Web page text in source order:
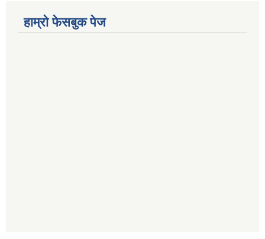
हाम्राे फेसबुक पेज